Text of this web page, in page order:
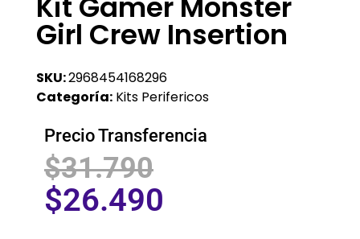
Girl Crew Insertion
SKU:2968454168296
Categoría: Kits Perifericos
Precio Transferencia
$31.790
$26.490